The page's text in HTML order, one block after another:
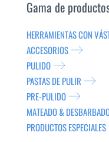
Gama de
HERRAMIENTAS CON
ACCESORIOS
PULIDO
PASTAS DE PULIR
PRE-PULIDO
MATEADO &
PRODUCTOS ESPECIALES